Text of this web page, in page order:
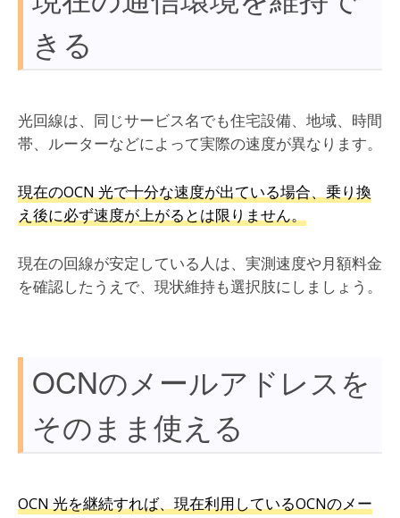
きる
光回線は、同じサービス名でも住宅設備、地域、時間
帯、ルーターなどによって実際の速度が異なります。
現在のOCN 光で十分な速度が出ている場合、乗り換
え後に必ず速度が上がるとは限りません。
現在の回線が安定している人は、実測速度や月額料金
を確認したうえで、現状維持も選択肢にしましょう。
OCNのメールアドレスを
そのまま使える
OCN 光を継続すれば、現在利用しているOCNのメー